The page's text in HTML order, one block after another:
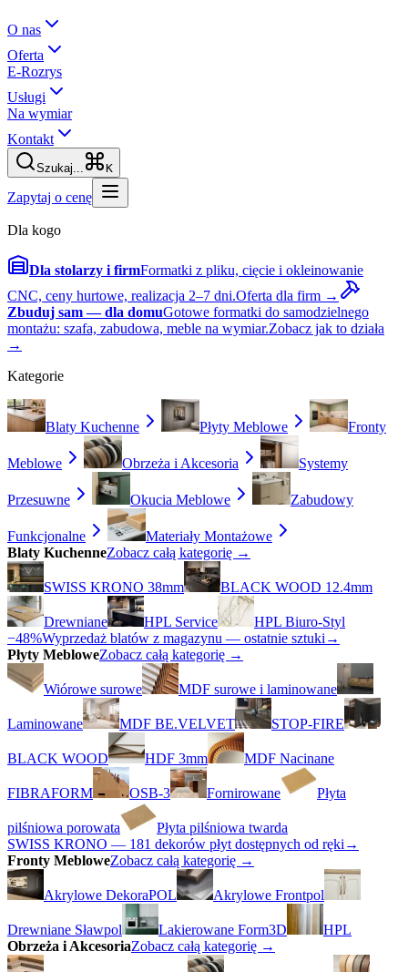
O nas
Oferta
E-Rozrys
Usługi
Na wymiar
Kontakt
Szukaj... K
Zapytaj o cenę
Dla kogo
Dla stolarzy i firmFormatki z pliku, cięcie i okleinowanie
CNC, ceny hurtowe, realizacja 2–7 dni.Oferta dla firm →
Zbuduj sam — dla domuGotowe formatki do samodzielnego
montażu: szafa, zabudowa, meble na wymiar.Zobacz jak to działa
→
Kategorie
Blaty Kuchenne Płyty Meblowe Fronty
Meblowe Obrzeża i Akcesoria Systemy
Przesuwne Okucia Meblowe Zabudowy
Funkcjonalne
Materiały Montażowe
Blaty KuchenneZobacz całą kategorię →
SWISS KRONO 38mm BLACK WOOD 12.4mm
Drewniane HPL Service
HPL Biuro-Styl
−48%Wyprzedaż blatów z magazynu — ostatnie sztuki →
Płyty MebloweZobacz całą kategorię →
Wiórowe surowe MDF surowe i laminowane
Laminowane MDF BE.VELVET STOP-FIRE
BLACK WOOD HDF 3mm MDF Nacinane
FIBRAFORM OSB-3 Fornirowane Płyta
pilśniowa porowata
Płyta pilśniowa twarda
SWISS KRONO — 181 dekorów płyt dostępnych od ręki →
Fronty MebloweZobacz całą kategorię →
Akrylowe DekoraPOL Akrylowe Frontpol
Drewniane Sławpol Lakierowane Form3D
HPL
Obrzeża i AkcesoriaZobacz całą kategorię →